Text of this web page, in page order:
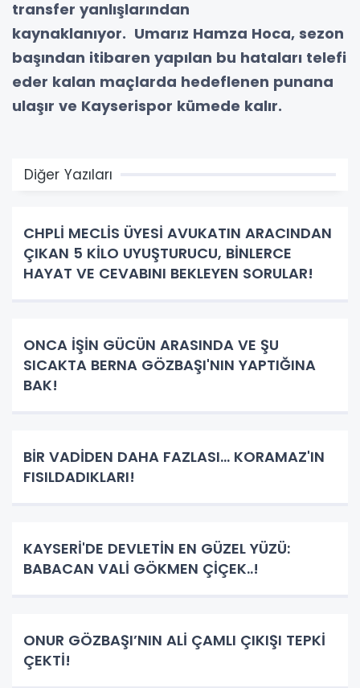
transfer yanlışlarından
kaynaklanıyor. Umarız Hamza Hoca, sezon
başından itibaren yapılan bu hataları telefi
eder kalan maçlarda hedeflenen punana
ulaşır ve Kayserispor kümede kalır.
Diğer Yazıları
CHPLİ MECLİS ÜYESİ AVUKATIN ARACINDAN
ÇIKAN 5 KİLO UYUŞTURUCU, BİNLERCE
HAYAT VE CEVABINI BEKLEYEN SORULAR!
ONCA İŞİN GÜCÜN ARASINDA VE ŞU
SICAKTA BERNA GÖZBAŞI'NIN YAPTIĞINA
BAK!
BİR VADİDEN DAHA FAZLASI… KORAMAZ'IN
FISILDADIKLARI!
KAYSERİ'DE DEVLETİN EN GÜZEL YÜZÜ:
BABACAN VALİ GÖKMEN ÇİÇEK..!
ONUR GÖZBAŞI’NIN ALİ ÇAMLI ÇIKIŞI TEPKİ
ÇEKTİ!